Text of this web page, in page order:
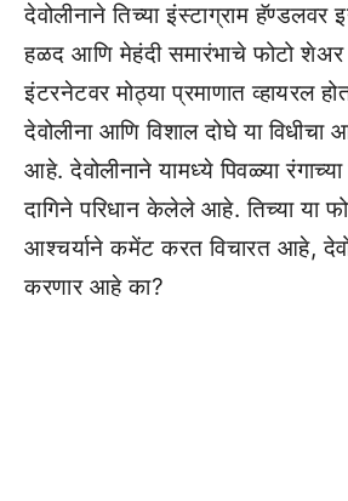
देवोलीनाने तिच्या इंस्टाग्राम हॅण्डलवर
हळद आणि मेहंदी समारंभाचे फोटो
इंटरनेटवर मोठ्या प्रमाणात व्हायरल
देवोलीना आणि विशाल दोघे या
आहे. देवोलीनाने यामध्ये पिवळ्या
दागिने परिधान केलेले आहे. तिच्या या
आश्चर्याने कमेंट करत विचारत आहे,
करणार आहे का?